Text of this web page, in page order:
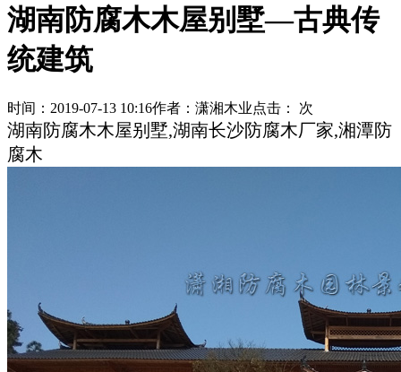
湖南防腐木木屋别墅—古典传
统建筑
时间： 2019-07-13 10:16作者： 潇湘木业点击： 次
湖南防腐木木屋别墅,湖南长沙防腐木厂家,湘潭防
腐木